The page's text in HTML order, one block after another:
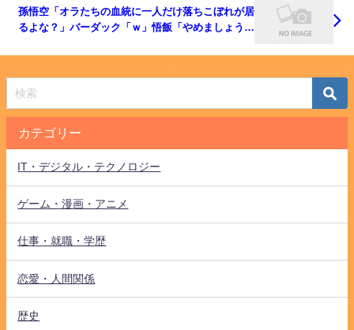
孫悟空「オラたちの血統に一人だけ落ちこぼれが居
るよな？」バーダック「ｗ」悟飯「やめましょうよ
カテゴリー
IT・デジタル・テクノロジー
ゲーム・漫画・アニメ
仕事・就職・学歴
恋愛・人間関係
歴史